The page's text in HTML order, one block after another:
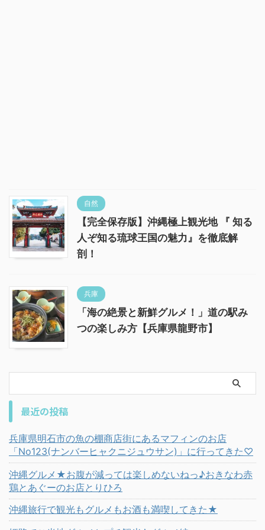
自然
【完全保存版】沖縄極上観光地 『 知る
人ぞ知る琉球王国の魅力』を徹底解
剖！
兵庫
「海の絶景と新鮮グルメ！」道の駅み
つの楽しみ方【兵庫県龍野市】
最近の投稿
兵庫県明石市の魚の棚商店街にあるマフィンのお店
「No123(ナンバーヒャクニジュウサン)」に行ってきた♡
沖縄グルメ★お腹が減っては楽しめないねっ♪おきなわ赤
鶏とあぐーのお店とりひろ
沖縄旅行で観光もグルメもお酒も満喫してきた★